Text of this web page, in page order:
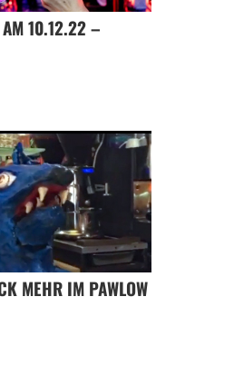
AM 10.12.22 –
MEHR IM PAWLOW